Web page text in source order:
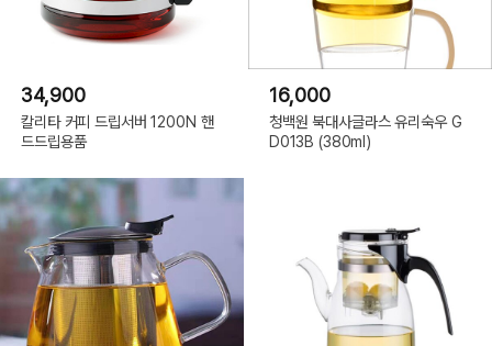
34,900
칼리타 커피 드립서버 1200N 핸
드드립용품
16,000
청백원 북대사글라스 유리숙우 G
D013B (380ml)